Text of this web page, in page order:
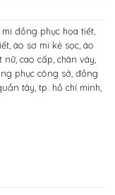
đồng phục họa tiết
áo sơ mi kẻ sọc áo
nữ, cao cấp chân váy
phục công sở đồng
tây tp. hồ chí minh